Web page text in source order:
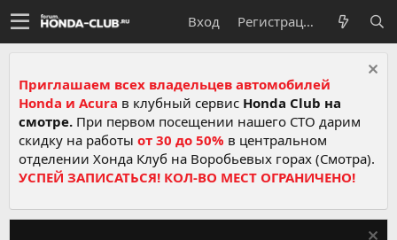
Вход Регистрация
Приглашаем всех владельцев автомобилей
Honda и Acura в клубный сервис Honda Club на
смотре. При первом посещении нашего СТО дарим
скидку на работы от 30 до 50% в центральном
отделении Хонда Клуб на Воробьевых горах (Смотра).
УСПЕЙ ЗАПИСАТЬСЯ! КОЛ-ВО МЕСТ ОГРАНИЧЕНО!